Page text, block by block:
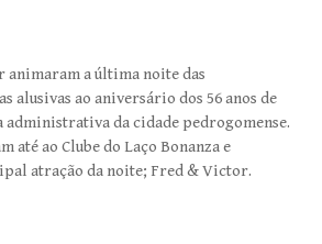
a última noite das
alusivas ao aniversário dos 56 anos de
da cidade pedrogomense.
até ao Clube do Laço Bonanza e
atração da noite; Fred & Victor.